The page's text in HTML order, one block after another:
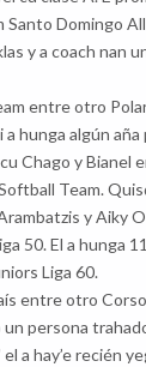
Domingo
y a coach nan
entre otro
hunga algún aña
Chago y Bianel
Team.
y Aiky
50. El a hunga
Liga 60.
entre otro
persona
a hay’e recién